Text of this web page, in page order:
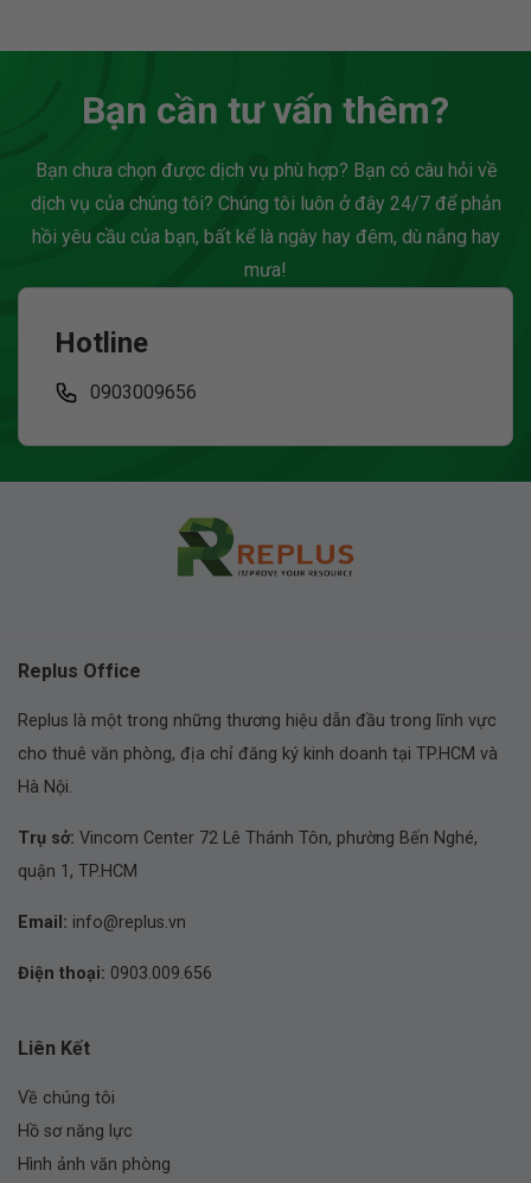
Bạn cần tư vấn thêm?
Bạn chưa chọn được dịch vụ phù hợp? Bạn có câu hỏi về
dịch vụ của chúng tôi? Chúng tôi luôn ở đây 24/7 để phản
hồi yêu cầu của bạn, bất kể là ngày hay đêm, dù nắng hay
mưa!
Hotline
0903009656
Replus Office
Replus là một trong những thương hiệu dẫn đầu trong lĩnh vực
cho thuê văn phòng, địa chỉ đăng ký kinh doanh tại TP.HCM và
Hà Nội.
Trụ sở: Vincom Center 72 Lê Thánh Tôn, phường Bến Nghé,
quận 1, TP.HCM
Email: info@replus.vn
Điện thoại: 0903.009.656
Liên Kết
Về chúng tôi
Hồ sơ năng lực
Hình ảnh văn phòng